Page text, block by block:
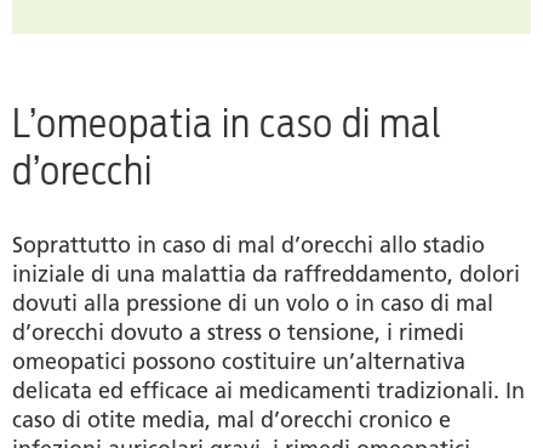
L’omeopatia in caso di mal
d’orecchi
Soprattutto in caso di mal d’orecchi allo stadio
iniziale di una malattia da raffreddamento, dolori
dovuti alla pressione di un volo o in caso di mal
d’orecchi dovuto a stress o tensione, i rimedi
omeopatici possono costituire un’alternativa
delicata ed efficace ai medicamenti tradizionali. In
caso di otite media, mal d’orecchi cronico e